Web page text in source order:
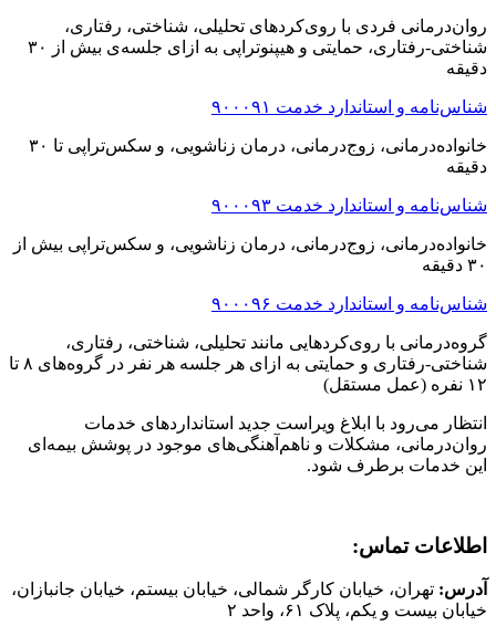
روان‌درمانی فردی با روی‌کردهای تحلیلی، شناختی، رفتاری،
شناختی-رفتاری، حمایتی و هیپنوتراپی به ازای جلسه‌ی بیش از ٣٠
دقیقه‌
شناس‌نامه و استاندارد خدمت ٩٠٠٠٩١
خانواده‌درمانی، زوج‌درمانی، درمان زناشویی، و سکس‌تراپی تا ٣٠
دقیقه‌
شناس‌نامه و استاندارد خدمت ٩٠٠٠٩٣
خانواده‌درمانی، زوج‌درمانی، درمان زناشویی، و سکس‌تراپی بیش از
٣٠ دقیقه‌
شناس‌نامه و استاندارد خدمت ٩٠٠٠٩۶
گروه‌درمانی با روی‌کردهایی مانند تحلیلی، شناختی، رفتاری،
شناختی-رفتاری و حمایتی به ازای هر جلسه هر نفر در گروه‌های ٨ تا
١٢ نفره (عمل مستقل)
انتظار می‌رود با ابلاغ ویراست جدید استانداردهای خدمات
روان‌درمانی، مشکلات و ناهم‌آهنگی‌های موجود در پوشش بیمه‌ای
این خدمات برطرف شود.
اطلاعات تماس:
آدرس: تهران، خیابان کارگر شمالی، خیابان بیستم، خیابان جانبازان،
خیابان بیست و یکم، پلاک ۶۱، واحد ۲